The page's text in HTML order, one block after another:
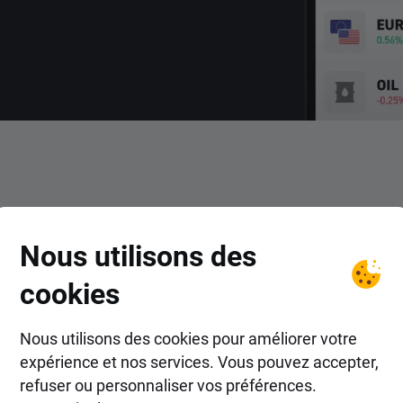
trader le CFD STC avec
Nous utilisons des
cookies
Nous utilisons des cookies pour améliorer votre
expérience et nos services. Vous pouvez accepter,
refuser ou personnaliser vos préférences.